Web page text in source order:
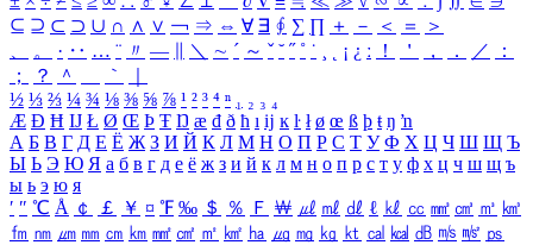
⊆ ⊇ ⊂ ⊃ ∪ ∩ ∧ ∨ ￢ ⇒ ⇔ ∀ ∃ ∮ ∑ ∏ ＋ － ＜ ＝
＞
、
。 · ‥ … ¨ 〃 ― ＼ ∼ ´ ～ ˇ ˘ ˝ ˚ ˙ ¸ ¡ ¿ ː ！ ＇ ， ． ／
：
；
？ ＾ ｀
½ ⅓ ⅔ ¼ ¾ ⅛ ⅜ ⅝ ⅞ ¹ ² ³ ⁴ ⁿ ₁ ₂ ₃ ₄
Æ Ð Ħ Ĳ Ł Ø Œ Þ Ŧ Ŋ æ đ ð ħ ı ĳ ĸ ŀ ł ø œ ß þ ŧ ŋ ŉ
А Б В Г Д Е Ё Ж З И Й К Л М Н О П Р С Т У Ф Х Ц Ч Ш Щ Ъ
Ы Ь Э Ю Я а б в г д е ё ж з и й к л м н о п р с т у ф х ц ч ш щ ъ
ы ь э ю я
′ ″ ℃ Å ￠ ￡ ￥ ¤ ℉ ‰ ＄ ％ Ｆ ￦ ㎕ ㎖ ㎗ ℓ ㎘ ㏄ ㎣ ㎤ ㎥ ㎦
㎙ ㎚ ㎛ ㎜ ㎝ ㎞ ㎟ ㎠ ㎡ ㎢ ㏊ ㎍ ㎎ ㎏ ㏏ ㎈ ㎉ ㏈ ㎧ ㎨ ㎰